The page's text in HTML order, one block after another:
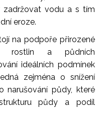
zadržovat vodu a s tím
eroze.
na podpoře přirozené
rostlin a půdních
ideálních podmínek
zejména o snížení
narušování půdy, které
půdy a podíl